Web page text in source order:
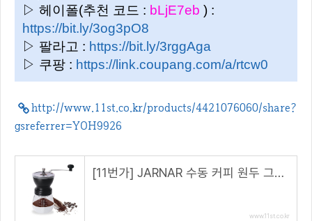
▷ 헤이폴(추천 코드 : bLjE7eb ) :
https://bit.ly/3og3pO8
▷ 팔라고 : https://bit.ly/3rggAga
▷ 쿠팡 : https://link.coupang.com/a/rtcw0
http://www.11st.co.kr/products/4421076060/share?
gsreferrer=YOH9926
[11번가] JARNAR 수동 커피 원두 그라인더, 세라믹 버, 스테인리스 스틸 손잡이, 졸업 단지가 있는
www.11st.co.kr